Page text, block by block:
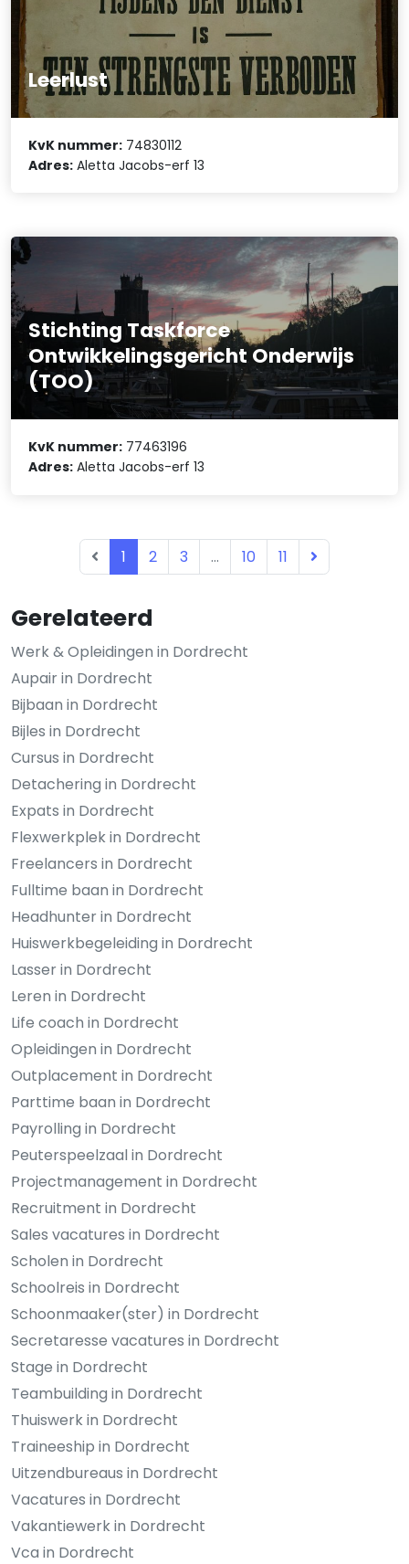
Gerelateerd
Werk & Opleidingen in Dordrecht
Aupair in Dordrecht
Bijbaan in Dordrecht
Bijles in Dordrecht
Cursus in Dordrecht
Detachering in Dordrecht
Expats in Dordrecht
Flexwerkplek in Dordrecht
Freelancers in Dordrecht
Fulltime baan in Dordrecht
Headhunter in Dordrecht
Huiswerkbegeleiding in Dordrecht
Lasser in Dordrecht
Leren in Dordrecht
Life coach in Dordrecht
Opleidingen in Dordrecht
Outplacement in Dordrecht
Parttime baan in Dordrecht
Payrolling in Dordrecht
Peuterspeelzaal in Dordrecht
Projectmanagement in Dordrecht
Recruitment in Dordrecht
Sales vacatures in Dordrecht
Scholen in Dordrecht
Schoolreis in Dordrecht
Schoonmaaker(ster) in Dordrecht
Secretaresse vacatures in Dordrecht
Stage in Dordrecht
Teambuilding in Dordrecht
Thuiswerk in Dordrecht
Traineeship in Dordrecht
Uitzendbureaus in Dordrecht
Vacatures in Dordrecht
Vakantiewerk in Dordrecht
Vca in Dordrecht
Leerlust
KvK nummer: 74830112
Adres: Aletta Jacobs-erf 13
Stichting Taskforce
Ontwikkelingsgericht Onderwijs
(TOO)
KvK nummer: 77463196
Adres: Aletta Jacobs-erf 13
1 2 3 ... 10 11